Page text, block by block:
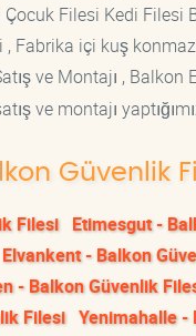
Filesi Kedi Filesi
, Fabrika içi kuş
ve Montajı ,
ve montajı
Güvenlik
Filesi Etimesgut -
Elvankent - Balkon
- Balkon Güvenlik
Filesi Yenimahalle -